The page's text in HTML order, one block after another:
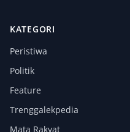
KATEGORI
Peristiwa
Politik
Feature
Trenggalekpedia
Mata Rakyat